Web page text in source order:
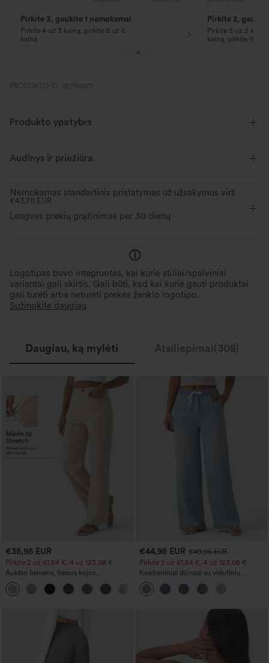
Pirkite 3, gaukite 1 nemokamai
Pirkite 4 už 3 kainą, pirkite 8 už 6
kainą
Pirkite 2,
Pirkite 3 už 2
kainą, pirkite 9 už
PRODUKTO ID: 02790601
Produkto ypatybės
Audinys ir priežiūra
Nemokamas standartinis pristatymas už užsakymus virš
€43,70 EUR
Lengvas prekių grąžinimas per 30 dienų
Logotipas buvo integruotas, kai kurie stiliai/spalviniai
variantai gali skirtis. Gali būti, kad kai kurie gauti produktai
gali turėti arba neturėti prekės ženklo logotipo.
Sužinokite daugiau
Daugiau, ką mylėti Atsiliepimai(308)
€35,95 EUR
Pirkite 2 už 61,54 €, 4 už 123,08 €
Aukšto liemens, tiesios kojos
kasdieninės lininio pojūčio kelnės su
kišenėmis
+5
€44,95 EUR €49,95 EUR
Pirkite 2 už 61,54 €, 4 už 123,08 €
Kasdieniniai džinsai su vidutiniu
liemeniu, raišteliu ir kišenėmis